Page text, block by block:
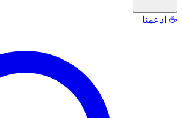
☕ ادعمنا